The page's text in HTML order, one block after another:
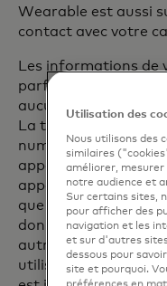
Wearable est aussi
contact avec votre
Les informations
parfaitement
aucun appareil
La technologie de
numero de carte par
appelé «jeton» qui
appareil Wearable.
que pour un
donnees ne peuvent
autre appare1l
utilisation abusive
Utilisation des
Nous utilisons des
similaires
améliorer, mesurer
notre audience et
Sur certains sites,
pour afficher des
navigation et les
et sur d'autres
dessous pour
site et pourquoi.
préférences en